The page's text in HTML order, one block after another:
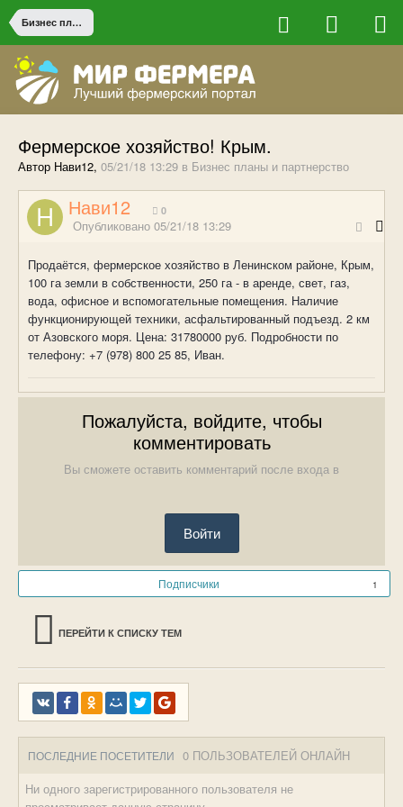
Бизнес планы и партнерство
Фермерское хозяйство! Крым.
Автор Нави12, 05/21/18 13:29 в Бизнес планы и партнерство
Нави12 0
Опубликовано 05/21/18 13:29
Продаётся, фермерское хозяйство в Ленинском районе, Крым,
100 га земли в собственности, 250 га - в аренде, свет, газ,
вода, офисное и вспомогательные помещения. Наличие
функционирующей техники, асфальтированный подъезд. 2 км
от Азовского моря. Цена: 31780000 руб. Подробности по
телефону: +7 (978) 800 25 85, Иван.
Пожалуйста, войдите, чтобы
комментировать
Вы сможете оставить комментарий после входа в
Войти
Подписчики 1
ПЕРЕЙТИ К СПИСКУ ТЕМ
ПОСЛЕДНИЕ ПОСЕТИТЕЛИ 0 ПОЛЬЗОВАТЕЛЕЙ ОНЛАЙН
Ни одного зарегистрированного пользователя не